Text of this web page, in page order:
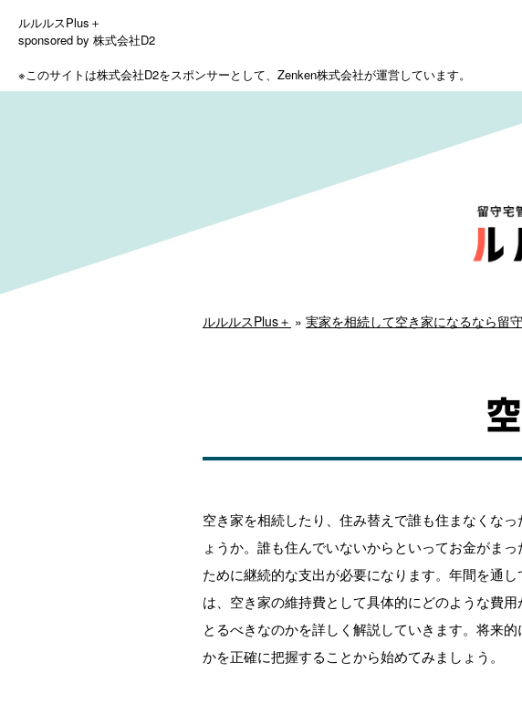
ルルルスPlus＋
sponsored by 株式会社D2
※このサイトは株式会社D2をスポンサーとして、 Zenken株式会社が運営しています。
ルルルスPlus＋ » 実家を相続して空き家になるなら留
空き家を相続したり、住み替えで誰も住まなくな
ょうか。誰も住んでいないからといってお金がま
ために継続的な支出が必要になります。年間を通
は、空き家の維持費として具体的にどのような費
とるべきなのかを詳しく解説していきます。将来
かを正確に把握することから始めてみましょう。